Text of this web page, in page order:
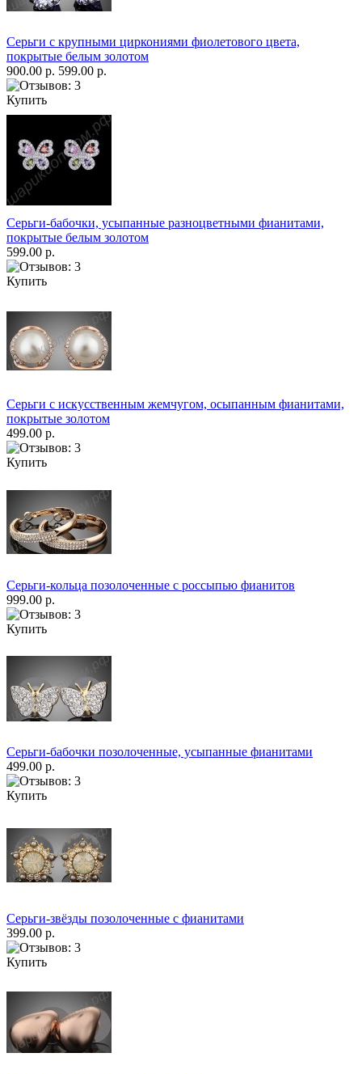
Серьги с крупными циркониями фиолетового цвета,
покрытые белым золотом
900.00 р. 599.00 р.
Купить
Серьги-бабочки, усыпанные разноцветными фианитами,
покрытые белым золотом
599.00 р.
Купить
Серьги с искусственным жемчугом, осыпанным фианитами,
покрытые золотом
499.00 р.
Купить
Серьги-кольца позолоченные с россыпью фианитов
999.00 р.
Купить
Серьги-бабочки позолоченные, усыпанные фианитами
499.00 р.
Купить
Серьги-звёзды позолоченные с фианитами
399.00 р.
Купить